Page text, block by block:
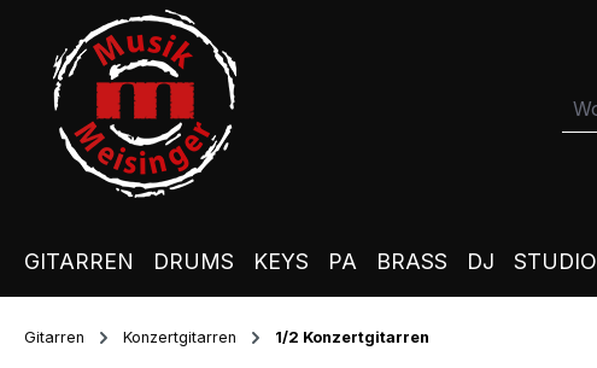
Hauptinhalt springen
Zur Suche springen
Zur Hauptnavigation springen
GITARREN DRUMS KEYS PA BRASS DJ STUDIO
Gitarren Konzertgitarren 1/2 Konzertgitarren